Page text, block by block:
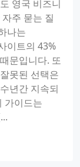
영국 비즈니
주 묻는 질
나는
이트의 43%
문입니다. 또
못된 선택은
년간 지속되
가이드는